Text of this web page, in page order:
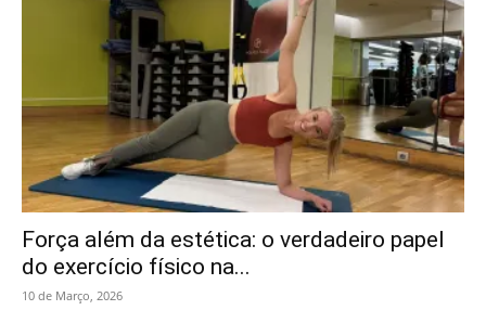
Força além da estética: o verdadeiro papel
do exercício físico na...
10 de Março, 2026